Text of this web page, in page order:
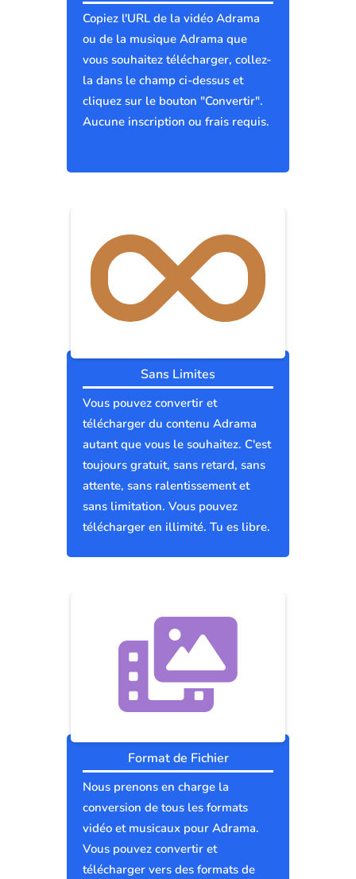
Copiez l'URL de la vidéo Adrama
ou de la musique Adrama que
vous souhaitez télécharger, collez-
la dans le champ ci-dessus et
cliquez sur le bouton "Convertir".
Aucune inscription ou frais requis.
Sans Limites
Vous pouvez convertir et
télécharger du contenu Adrama
autant que vous le souhaitez. C'est
toujours gratuit, sans retard, sans
attente, sans ralentissement et
sans limitation. Vous pouvez
télécharger en illimité. Tu es libre.
Format de Fichier
Nous prenons en charge la
conversion de tous les formats
vidéo et musicaux pour Adrama.
Vous pouvez convertir et
télécharger vers des formats de